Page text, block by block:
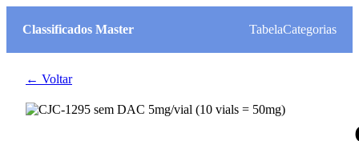
Classificados Master TabelaCategorias
← Voltar